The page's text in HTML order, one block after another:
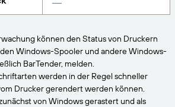
Unterstützung, die Ihren
können den Status von Druckern
Windows-Spooler und andere Windows-
BarTender, melden.
werden in der Regel schneller
Drucker gerendert werden können.
von Windows gerastert und als